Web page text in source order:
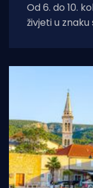
Od 6. do 10.
živjeti u